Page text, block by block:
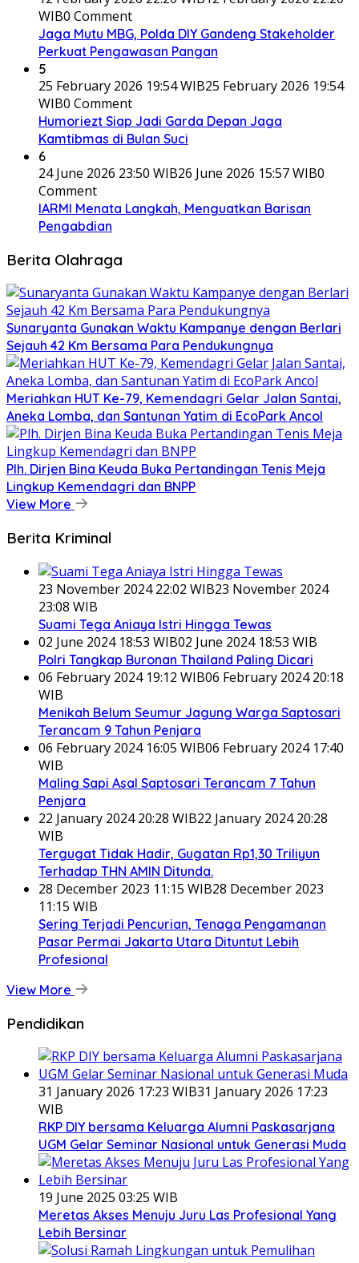
WIB0 Comment
Jaga Mutu MBG, Polda DIY Gandeng Stakeholder
Perkuat Pengawasan Pangan
5
25 February 2026 19:54 WIB25 February 2026 19:54
WIB0 Comment
Humoriezt Siap Jadi Garda Depan Jaga
Kamtibmas di Bulan Suci
6
24 June 2026 23:50 WIB26 June 2026 15:57 WIB0
Comment
IARMI Menata Langkah, Menguatkan Barisan
Pengabdian
Berita Olahraga
Sunaryanta Gunakan Waktu Kampanye dengan Berlari
Sejauh 42 Km Bersama Para Pendukungnya
Meriahkan HUT Ke-79, Kemendagri Gelar Jalan Santai,
Aneka Lomba, dan Santunan Yatim di EcoPark Ancol
Plh. Dirjen Bina Keuda Buka Pertandingan Tenis Meja
Lingkup Kemendagri dan BNPP
View More
Berita Kriminal
23 November 2024 22:02 WIB23 November 2024
23:08 WIB
Suami Tega Aniaya Istri Hingga Tewas
02 June 2024 18:53 WIB02 June 2024 18:53 WIB
Polri Tangkap Buronan Thailand Paling Dicari
06 February 2024 19:12 WIB06 February 2024 20:18
WIB
Menikah Belum Seumur Jagung Warga Saptosari
Terancam 9 Tahun Penjara
06 February 2024 16:05 WIB06 February 2024 17:40
WIB
Maling Sapi Asal Saptosari Terancam 7 Tahun
Penjara
22 January 2024 20:28 WIB22 January 2024 20:28
WIB
Tergugat Tidak Hadir, Gugatan Rp1,30 Triliyun
Terhadap THN AMIN Ditunda.
28 December 2023 11:15 WIB28 December 2023
11:15 WIB
Sering Terjadi Pencurian, Tenaga Pengamanan
Pasar Permai Jakarta Utara Dituntut Lebih
Profesional
View More
Pendidikan
31 January 2026 17:23 WIB31 January 2026 17:23
WIB
RKP DIY bersama Keluarga Alumni Paskasarjana
UGM Gelar Seminar Nasional untuk Generasi Muda
19 June 2025 03:25 WIB
Meretas Akses Menuju Juru Las Profesional Yang
Lebih Bersinar